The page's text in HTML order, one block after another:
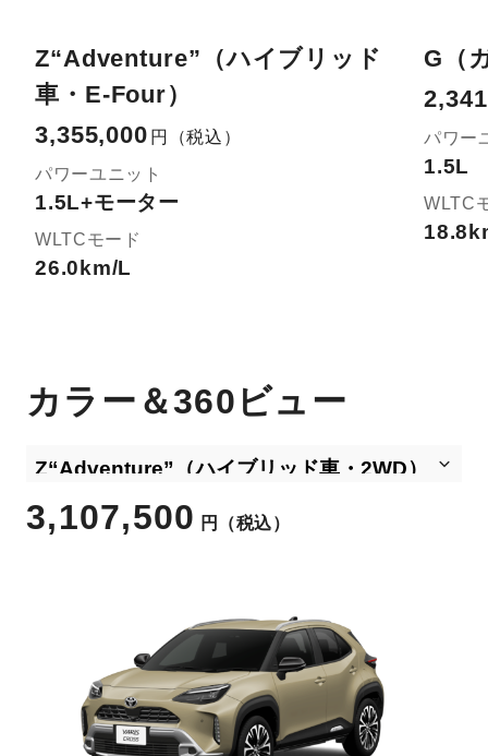
Z“Adventure”（ハイブリッド
車・E-Four）
3,355,000 円
（税込）
パワーユニット
1.5L+モーター
WLTCモード
26.0km/L
G（
パワー
1.5L
WLTC
カラー＆360ビュー
3,107,500 円 （税込）